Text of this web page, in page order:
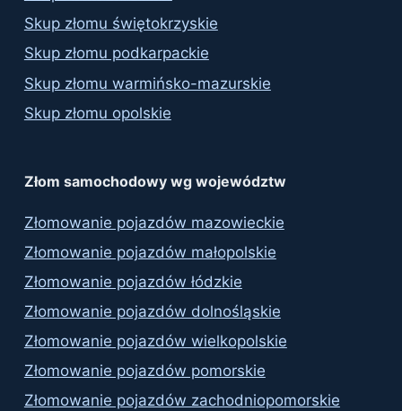
Skup złomu świętokrzyskie
Skup złomu podkarpackie
Skup złomu warmińsko-mazurskie
Skup złomu opolskie
Złom samochodowy wg województw
Złomowanie pojazdów mazowieckie
Złomowanie pojazdów małopolskie
Złomowanie pojazdów łódzkie
Złomowanie pojazdów dolnośląskie
Złomowanie pojazdów wielkopolskie
Złomowanie pojazdów pomorskie
Złomowanie pojazdów zachodniopomorskie